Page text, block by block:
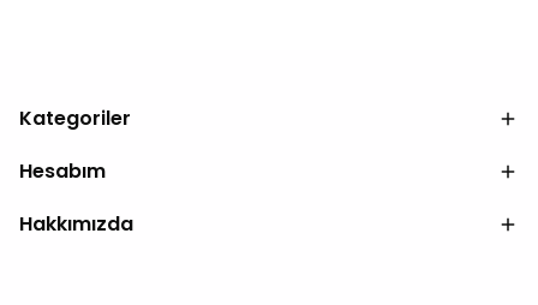
Kategoriler
Hesabım
Hakkımızda